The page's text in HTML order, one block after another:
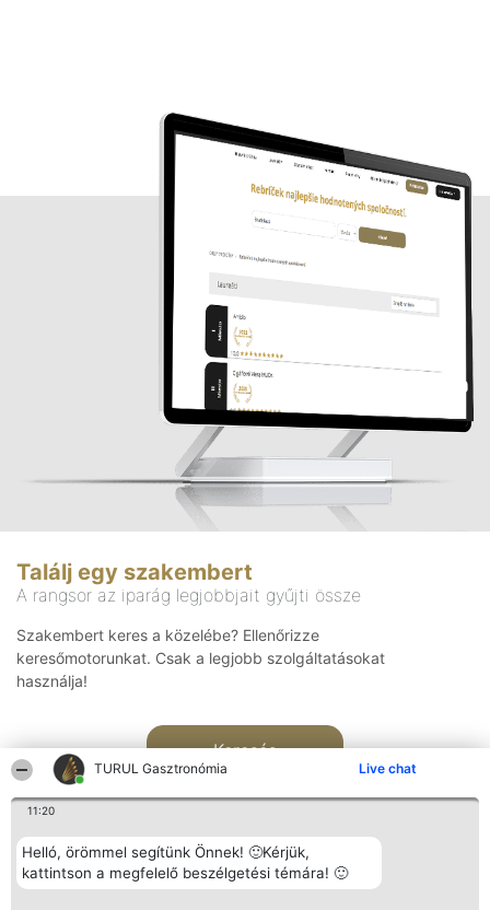
TURUL Gasztronómia Live chat
11:20
Helló, örömmel segítünk Önnek! 🙂Kérjük,
kattintson a megfelelő beszélgetési témára! 🙂
Találj egy szakembert
A rangsor az iparág legjobbjait gyűjti össze
Szakembert keres a közelébe? Ellenőrizze
keresőmotorunkat. Csak a legjobb szolgáltatásokat
használja!
Keresés